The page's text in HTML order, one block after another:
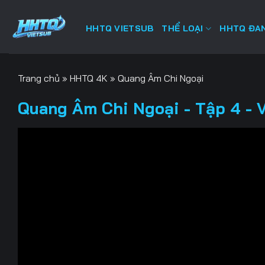
HHTQ VIETSUB THỂ LOẠI HHTQ
Trang chủ » HHTQ 4K » Quang Âm Chi Ngoại
Quang Âm Chi Ngoại - Tập 4 -